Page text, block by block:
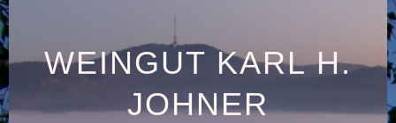
Springe
zum
Inhalt WEINGUT KARL H.
JOHNER